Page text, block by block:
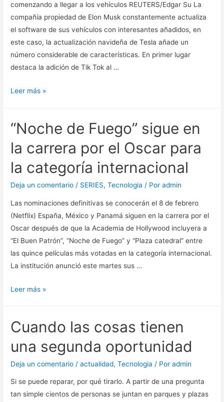
comenzando a llegar a los vehículos REUTERS/Edgar Su La
compañía propiedad de Elon Musk constantemente actualiza
el software de sus vehículos con interesantes añadidos, en
este caso, la actualización navideña de Tesla añade un
número considerable de características. En primer lugar
destaca la adición de Tik Tok al …
Tesla
aplicaciones
entretenimiento
vehículos,
entre
ellas
Tik
Tok
Leer más »
“Noche de Fuego” sigue en
la carrera por el Oscar para
la categoría internacional
Deja un comentario / SERIES,Tecnologia / Poradmin
Las nominaciones definitivas se conocerán el 8 de febrero
(Netflix) España, México y Panamá siguen en la carrera por el
Oscar después de que la Academia de Hollywood incluyera a
“El Buen Patrón”, “Noche de Fuego” y “Plaza catedral” entre
las quince películas más votadas en la categoría internacional.
La institución anunció este martes sus …
“Noche
sigue
la
carrera
Leer más »
Cuando las cosas tienen
una segunda oportunidad
Deja un comentario /actualidad,Tecnologia / Poradmin
Si se puede reparar, por qué tirarlo. A partir de una pregunta
tan simple cientos de personas se juntan en parques y plazas